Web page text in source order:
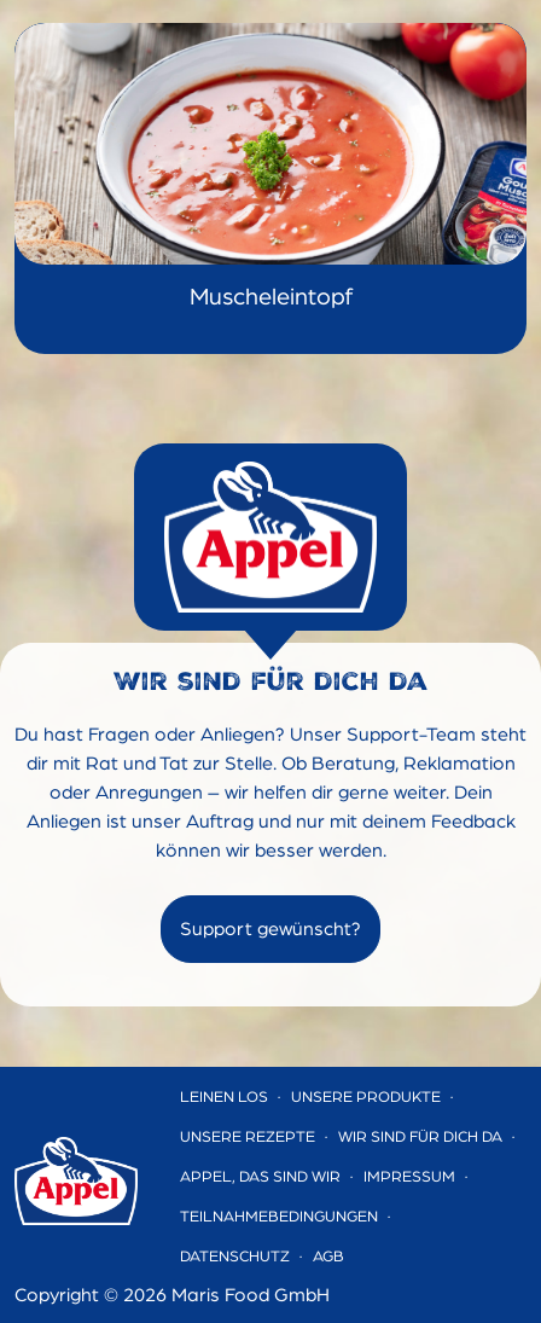
Muscheleintopf
Wir sind für dich da
Du hast Fragen oder Anliegen? Unser Support-Team steht
dir mit Rat und Tat zur Stelle. Ob Beratung, Reklamation
oder Anregungen – wir helfen dir gerne weiter. Dein
Anliegen ist unser Auftrag und nur mit deinem Feedback
können wir besser werden.
Support gewünscht?
LEINEN LOS UNSERE PRODUKTE
UNSERE REZEPTE WIR SIND FÜR DICH DA
APPEL, DAS SIND WIR IMPRESSUM
TEILNAHMEBEDINGUNGEN
DATENSCHUTZ AGB
Copyright © 2026 Maris Food GmbH